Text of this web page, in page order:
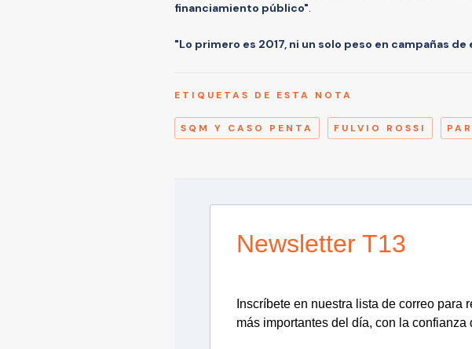
financiamiento público".
"Lo primero es 2017, ni un solo peso en campañas
ETIQUETAS DE ESTA NOTA
SQM Y CASO PENTA FULVIO ROSSI
Newsletter T13
Inscríbete en nuestra lista de correo para
más importantes del día, con la confianza